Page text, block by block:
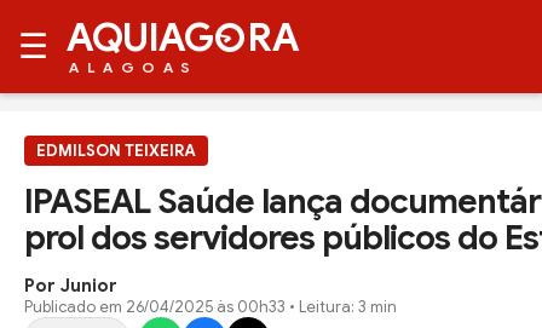
☰ AQUIAG RA
ALAGOAS
EDMILSON TEIXEIRA
IPASEAL Saúde lança
prol dos servidores públicos do
Por Junior
Publicado em 26/04/2025 às 00h33 • Leitura: 3 min